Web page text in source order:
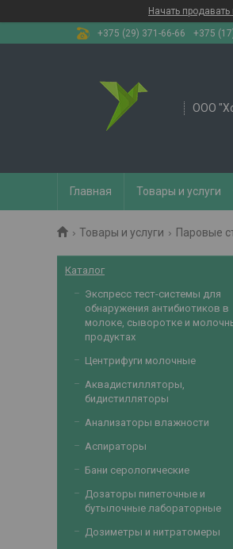
Начать продавать
+375 (29) 371-66-66
+375
OOO
Главная Товары и услуги
Товары и услуги Паровые
Каталог
Экспресс тест-системы для
обнаружения антибиотиков в
молоке, сыворотке и
продуктах
Центрифуги молочные
Аквадистилляторы,
бидистилляторы
Анализаторы влажности
Аспираторы
Бани серологические
Дозаторы пипеточные и
бутылочные лабораторные
Дозиметры и нитратомеры